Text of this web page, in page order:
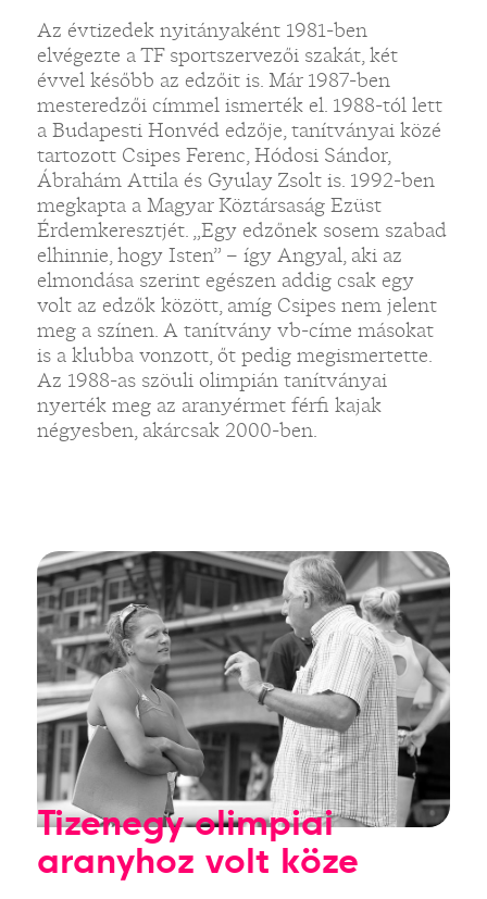
Az évtizedek nyitányaként 1981-ben
elvégezte a TF sportszervezői szakát, két
évvel később az edzőit is. Már 1987-ben
mesteredzői címmel ismerték el. 1988-tól lett
a Budapesti Honvéd edzője, tanítványai közé
tartozott Csipes Ferenc, Hódosi Sándor,
Ábrahám Attila és Gyulay Zsolt is. 1992-ben
megkapta a Magyar Köztársaság Ezüst
Érdemkeresztjét. „Egy edzőnek sosem szabad
elhinnie, hogy Isten” – így Angyal, aki az
elmondása szerint egészen addig csak egy
volt az edzők között, amíg Csipes nem jelent
meg a színen. A tanítvány vb-címe másokat
is a klubba vonzott, őt pedig megismertette.
Az 1988-as szöuli olimpián tanítványai
nyerték meg az aranyérmet férfi kajak
négyesben, akárcsak 2000-ben.
Tizenegy olimpiai
aranyhoz volt köze